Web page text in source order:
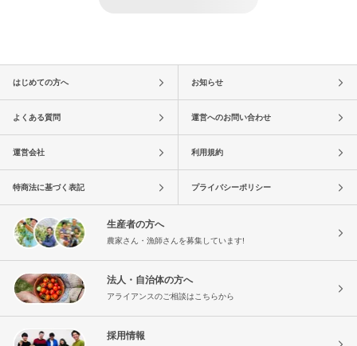
はじめての方へ お知らせ
よくある質問 運営へのお問い合わせ
運営会社 利用規約
特商法に基づく表記 プライバシーポリシー
生産者の方へ
農家さん・漁師さんを募集しています!
法人・自治体の方へ
アライアンスのご相談はこちらから
採用情報